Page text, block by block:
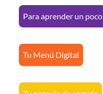
Para aprender un poco
Tu Menú Digital